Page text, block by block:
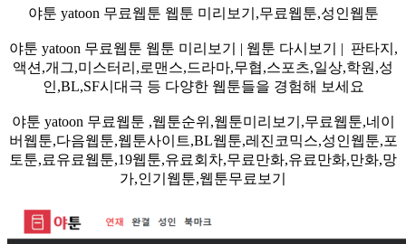
야툰 yatoon 무료웹툰 웹툰 미리보기,무료웹툰,성인웹툰
야툰 yatoon 무료웹툰 웹툰 미리보기 | 웹툰 다시보기 | 판타지,
액션,개그,미스터리,로맨스,드라마,무협,스포츠,일상,학원,성
인,BL,SF시대극 등 다양한 웹툰들을 경험해 보세요
야툰 yatoon 무료웹툰 ,웹툰순위,웹툰미리보기,무료웹툰,네이
버웹툰,다음웹툰,웹툰사이트,BL웹툰,레진코믹스,성인웹툰,포
토툰,료유료웹툰,19웹툰,유료회차,무료만화,유료만화,만화,망
가,인기웹툰,웹툰무료보기